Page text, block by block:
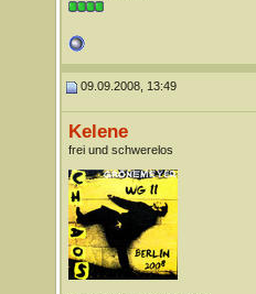
09.09.2008, 13:49
Kelene
frei und schwerelos